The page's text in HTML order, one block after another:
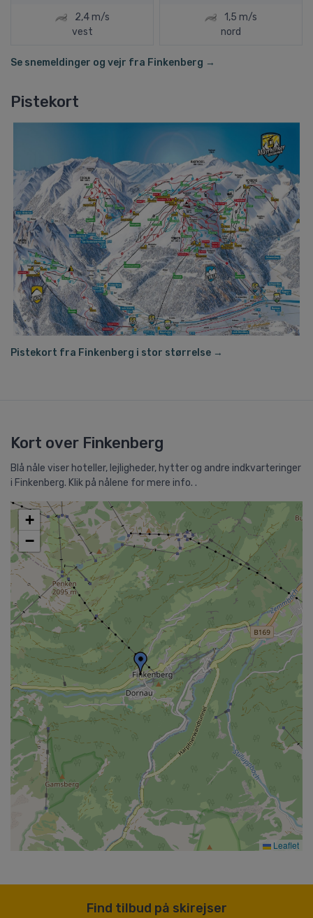
2,4 m/s
vest
1,5 m/s
nord
Se snemeldinger og vejr fra Finkenberg →
Pistekort
Pistekort fra Finkenberg i stor størrelse →
Kort over Finkenberg
Blå nåle viser hoteller, lejligheder, hytter og andre indkvarteringer
i Finkenberg. Klik på nålene for mere info. .
+
−
Leaflet
Find tilbud på skirejser